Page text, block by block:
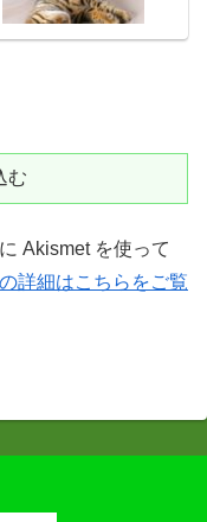
む
Akismet を使って
詳細はこちらをご覧